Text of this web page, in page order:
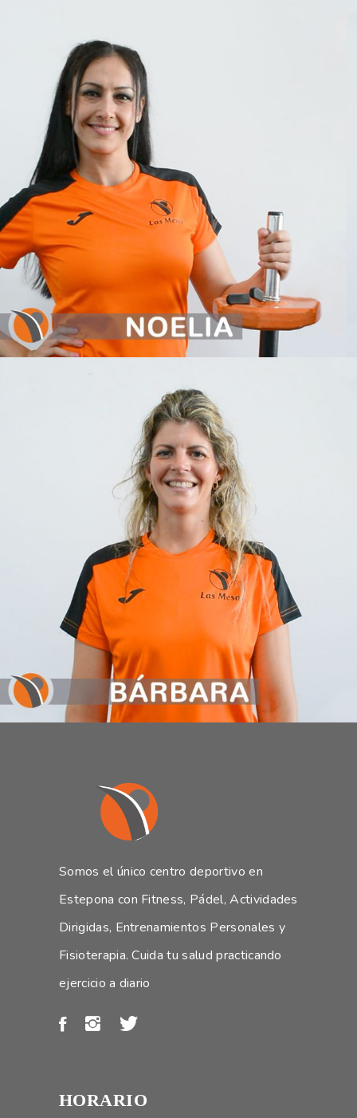
Somos el único centro deportivo en
Estepona con Fitness, Pádel, Actividades
Dirigidas, Entrenamientos Personales y
Fisioterapia. Cuida tu salud practicando
ejercicio a diario
HORARIO